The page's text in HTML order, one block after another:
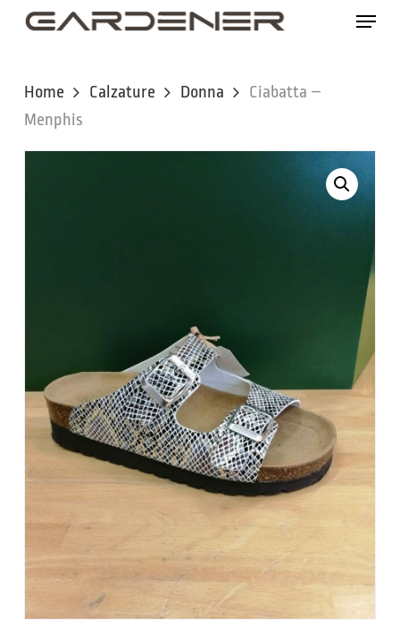
Skip
content
Menu
Home Calzature Donna
Ciabatta –
Menphis